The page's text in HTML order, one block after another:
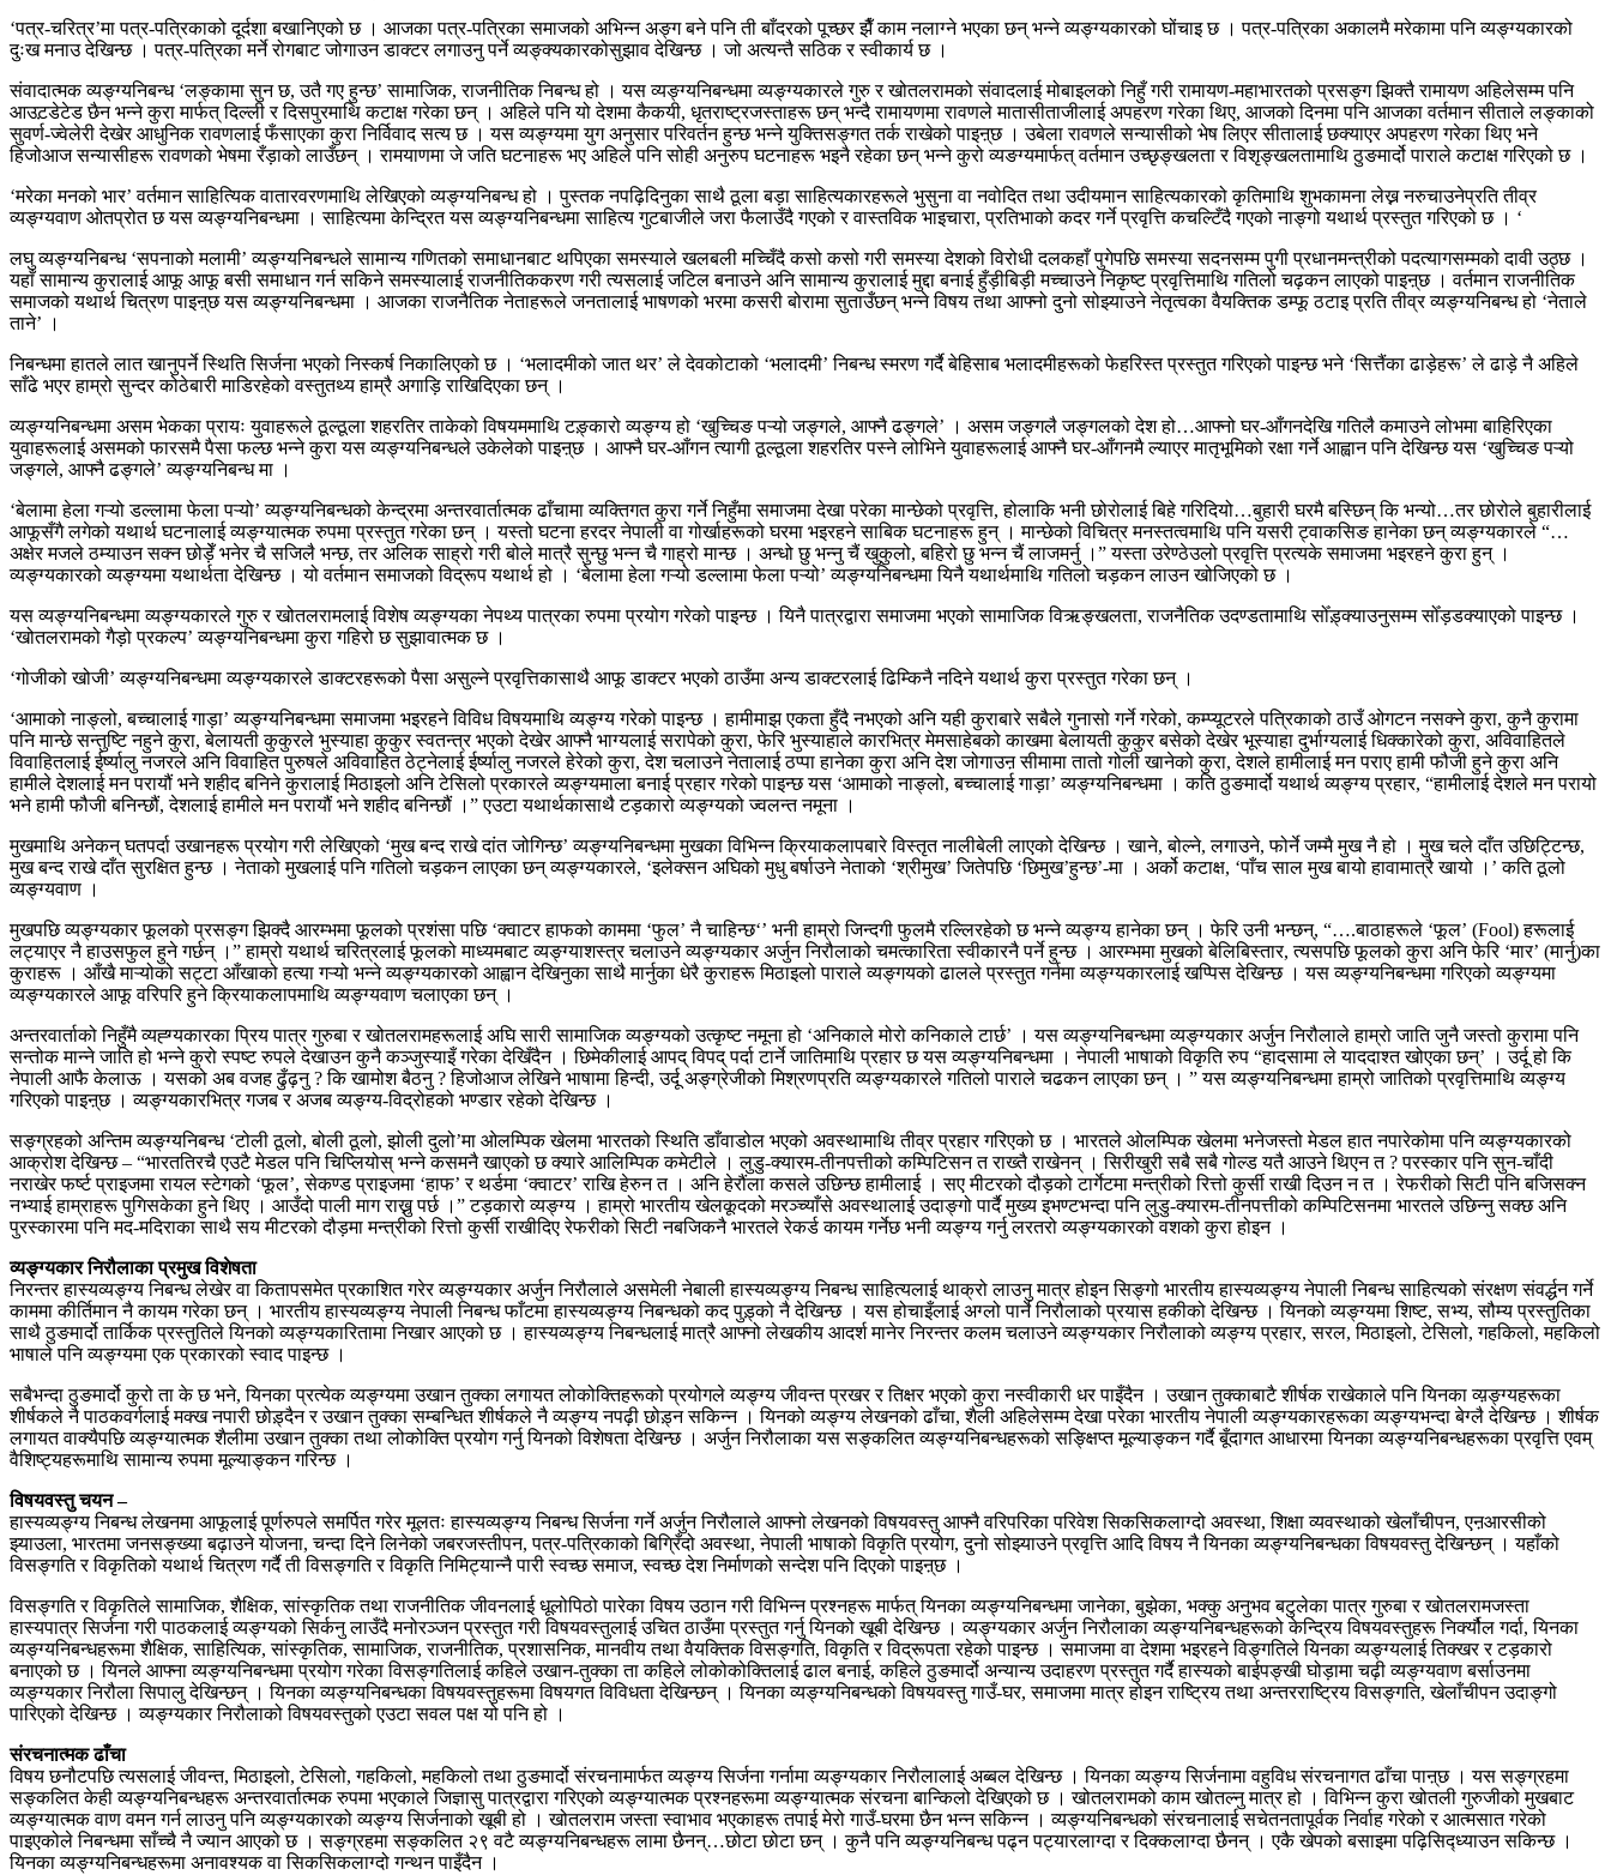
‘पत्र-चरित्र’मा पत्र-पत्रिकाको दूर्दशा बखानिएको छ । आजका पत्र-पत्रिका समाजको अभिन्न अङ्ग बने पनि ती बाँदरको पूच्छर झैँ काम नलाग्ने भएका छन् भन्ने व्यङ्ग्यकारको घोंचाइ छ । पत्र-पत्रिका अकालमै मरेकामा पनि व्यङ्ग्यकारको
दुःख मनाउ देखिन्छ । पत्र-पत्रिका मर्ने रोगबाट जोगाउन डाक्टर लगाउनु पर्ने व्यङ्क्यकारकोसुझाव देखिन्छ । जो अत्यन्तै सठिक र स्वीकार्य छ ।
संवादात्मक व्यङ्ग्यनिबन्ध ‘लङ्कामा सुन छ, उतै गए हुन्छ’ सामाजिक, राजनीतिक निबन्ध हो । यस व्यङ्ग्यनिबन्धमा व्यङ्ग्यकारले गुरु र खोतलरामको संवादलाई मोबाइलको निहुँ गरी रामायण-महाभारतको प्रसङ्ग झिक्तै रामायण अहिलेसम्म पनि
आउट़डेटेड छैन भन्ने कुरा मार्फत् दिल्ली र दिसपुरमाथि कटाक्ष गरेका छन् । अहिले पनि यो देशमा कैकयी, धृतराष्ट्रजस्ताहरू छन् भन्दै रामायणमा रावणले मातासीताजीलाई अपहरण गरेका थिए, आजको दिनमा पनि आजका वर्तमान सीताले लङ्काको
सुवर्ण-ज्वेलेरी देखेर आधुनिक रावणलाई फँसाएका कुरा निर्विवाद सत्य छ । यस व्यङ्ग्यमा युग अनुसार परिवर्तन हुन्छ भन्ने युक्तिसङ्गत तर्क राखेको पाइऩ्छ । उबेला रावणले सन्यासीको भेष लिएर सीतालाई छक्याएर अपहरण गरेका थिए भने
हिजोआज सन्यासीहरू रावणको भेषमा रँड़ाको लाउँछन् । रामयाणमा जे जति घटनाहरू भए अहिले पनि सोही अनुरुप घटनाहरू भइनै रहेका छन् भन्ने कुरो व्यङग्यमार्फत् वर्तमान उच्छृङ्खलता र विशृङ्खलतामाथि ठुङमार्दो पाराले कटाक्ष गरिएको छ ।
‘मरेका मनको भार’ वर्तमान साहित्यिक वातारवरणमाथि लेखिएको व्यङ्ग्यनिबन्ध हो । पुस्तक नपढ़िदिनुका साथै ठूला बड़ा साहित्यकारहरूले भुसुना वा नवोदित तथा उदीयमान साहित्यकारको कृतिमाथि शुभकामना लेख्न नरुचाउनेप्रति तीव्र
व्यङ्ग्यवाण ओतप्रोत छ यस व्यङ्ग्यनिबन्धमा । साहित्यमा केन्द्रित यस व्यङ्ग्यनिबन्धमा साहित्य गुटबाजीले जरा फैलाउँदै गएको र वास्तविक भाइचारा, प्रतिभाको कदर गर्ने प्रवृत्ति कचल्टिँदै गएको नाङ्गो यथार्थ प्रस्तुत गरिएको छ । ‘
लघु व्यङ्ग्यनिबन्ध ‘सपनाको मलामी’ व्यङ्ग्यनिबन्धले सामान्य गणितको समाधानबाट थपिएका समस्याले खलबली मच्चिँदै कसो कसो गरी समस्या देशको विरोधी दलकहाँ पुगेपछि समस्या सदनसम्म पुगी प्रधानमन्त्रीको पदत्यागसम्मको दावी उठ्छ ।
यहाँ सामान्य कुरालाई आफू आफू बसी समाधान गर्न सकिने समस्यालाई राजनीतिककरण गरी त्यसलाई जटिल बनाउने अनि सामान्य कुरालाई मुद्दा बनाई हुँड़ीबिड़ी मच्चाउने निकृष्ट प्रवृत्तिमाथि गतिलो चढ़कन लाएको पाइऩ्छ । वर्तमान राजनीतिक
समाजको यथार्थ चित्रण पाइऩ्छ यस व्यङ्ग्यनिबन्धमा । आजका राजनैतिक नेताहरूले जनतालाई भाषणको भरमा कसरी बोरामा सुताउँछन् भन्ने विषय तथा आफ्नो दुनो सोझ्याउने नेतृत्वका वैयक्तिक डम्फू ठटाइ प्रति तीव्र व्यङ्ग्यनिबन्ध हो ‘नेताले
ताने’ ।
निबन्धमा हातले लात खानुपर्ने स्थिति सिर्जना भएको निस्कर्ष निकालिएको छ । ‘भलादमीको जात थर’ ले देवकोटाको ‘भलादमी’ निबन्ध स्मरण गर्दै बेहिसाब भलादमीहरूको फेहरिस्त प्रस्तुत गरिएको पाइन्छ भने ‘सित्तैंका ढाड़ेहरू’ ले ढाड़े नै अहिले
साँढे भएर हाम्रो सुन्दर कोठेबारी माडिरहेको वस्तुतथ्य हाम्रै अगाड़ि राखिदिएका छन् ।
व्यङ्ग्यनिबन्धमा असम भेकका प्रायः युवाहरूले ठूल्ठूला शहरतिर ताकेको विषयममाथि टङ़्कारो व्यङ्ग्य हो ‘खुच्चिङ पऱ्यो जङ्गले, आफ्नै ढङ्गले’ । असम जङ्गलै जङ्गलको देश हो…आफ्नो घर-आँगनदेखि गतिलै कमाउने लोभमा बाहिरिएका
युवाहरूलाई असमको फारसमै पैसा फल्छ भन्ने कुरा यस व्यङ्ग्यनिबन्धले उकेलेको पाइऩ्छ । आफ्नै घर-आँगन त्यागी ठूल्ठूला शहरतिर पस्ने लोभिने युवाहरूलाई आफ्नै घर-आँगनमै ल्याएर मातृभूमिको रक्षा गर्ने आह्वान पनि देखिन्छ यस ‘खुच्चिङ पऱ्यो
जङ्गले, आफ्नै ढङ्गले’ व्यङ्ग्यनिबन्ध मा ।
‘बेलामा हेला गऱ्यो डल्लामा फेला पऱ्यो’ व्यङ्ग्यनिबन्धको केन्द्रमा अन्तरवार्तात्मक ढाँचामा व्यक्तिगत कुरा गर्ने निहुँमा समाजमा देखा परेका मान्छेको प्रवृत्ति, होलाकि भनी छोरोलाई बिहे गरिदियो…बुहारी घरमै बस्छिन् कि भन्यो…तर छोरोले बुहारीलाई
आफूसँगै लगेको यथार्थ घटनालाई व्यङ्ग्यात्मक रुपमा प्रस्तुत गरेका छन् । यस्तो घटना हरदर नेपाली वा गोर्खाहरूको घरमा भइरहने साबिक घटनाहरू हुन् । मान्छेको विचित्र मनस्तत्वमाथि पनि यसरी ट्वाकसिङ हानेका छन् व्यङ्ग्यकारले “…
अक्षेर मजले ठम्याउन सक्न छोड़ेँ भनेर चै सजिलै भन्छ, तर अलिक साह्रो गरी बोले मात्रै सुन्छु भन्न चै गाह्रो मान्छ । अन्धो छु भन्नु चैं खुकुलो, बहिरो छु भन्न चैं लाजमर्नु ।” यस्ता उरेण्ठेउलो प्रवृत्ति प्रत्यके समाजमा भइरहने कुरा हुन् ।
व्यङ्ग्यकारको व्यङ्ग्यमा यथार्थता देखिन्छ । यो वर्तमान समाजको विद्रूप यथार्थ हो । ‘बेलामा हेला गऱ्यो डल्लामा फेला पऱ्यो’ व्यङ्ग्यनिबन्धमा यिनै यथार्थमाथि गतिलो चड़कन लाउन खोजिएको छ ।
यस व्यङ्ग्यनिबन्धमा व्यङ्ग्यकारले गुरु र खोतलरामलाई विशेष व्यङ्ग्यका नेपथ्य पात्रका रुपमा प्रयोग गरेको पाइन्छ । यिनै पात्रद्वारा समाजमा भएको सामाजिक विऋङ्खलता, राजनैतिक उदण्डतामाथि सोँड़्क्याउनुसम्म सोँड़डक्याएको पाइन्छ ।
‘खोतलरामको गैड़ो प्रकल्प’ व्यङ्ग्यनिबन्धमा कुरा गहिरो छ सुझावात्मक छ ।
‘गोजीको खोजी’ व्यङ्ग्यनिबन्धमा व्यङ्ग्यकारले डाक्टरहरूको पैसा असुल्ने प्रवृत्तिकासाथै आफू डाक्टर भएको ठाउँमा अन्य डाक्टरलाई ढिम्किनै नदिने यथार्थ कुरा प्रस्तुत गरेका छन् ।
‘आमाको नाङ्लो, बच्चालाई गाड़ा’ व्यङ्ग्यनिबन्धमा समाजमा भइरहने विविध विषयमाथि व्यङ्ग्य गरेको पाइन्छ । हामीमाझ एकता हुँदै नभएको अनि यही कुराबारे सबैले गुनासो गर्ने गरेको, कम्प्यूटरले पत्रिकाको ठाउँ ओगटन नसक्ने कुरा, कुनै कुरामा
पनि मान्छे सन्तुष्टि नहुने कुरा, बेलायती कुकुरले भुस्याहा कुकुर स्वतन्त्र भएको देखेर आफ्नै भाग्यलाई सरापेको कुरा, फेरि भुस्याहाले कारभित्र मेमसाहेबको काखमा बेलायती कुकुर बसेको देखेर भूस्याहा दुर्भाग्यलाई धिक्कारेको कुरा, अविवाहितले
विवाहितलाई ईर्ष्यालु नजरले अनि विवाहित पुरुषले अविवाहित ठेट्नेलाई ईर्ष्यालु नजरले हेरेको कुरा, देश चलाउने नेतालाई ठप्पा हानेका कुरा अनि देश जोगाउऩ सीमामा तातो गोली खानेको कुरा, देशले हामीलाई मन पराए हामी फौजी हुने कुरा अनि
हामीले देशलाई मन परायौं भने शहीद बनिने कुरालाई मिठाइलो अनि टेसिलो प्रकारले व्यङ्ग्यमाला बनाई प्रहार गरेको पाइन्छ यस ‘आमाको नाङ्लो, बच्चालाई गाड़ा’ व्यङ्ग्यनिबन्धमा । कति ठुङमार्दो यथार्थ व्यङ्ग्य प्रहार, “हामीलाई देशले मन परायो
भने हामी फौजी बनिन्छौं, देशलाई हामीले मन परायौं भने शहीद बनिन्छौं ।” एउटा यथार्थकासाथै टड़कारो व्यङ्ग्यको ज्वलन्त नमूना ।
मुखमाथि अनेकन् घतपर्दा उखानहरू प्रयोग गरी लेखिएको ‘मुख बन्द राखे दांत जोगिन्छ’ व्यङ्ग्यनिबन्धमा मुखका विभिन्न क्रियाकलापबारे विस्तृत नालीबेली लाएको देखिन्छ । खाने, बोल्ने, लगाउने, फोर्ने जम्मै मुख नै हो । मुख चले दाँत उछिट्टिन्छ,
मुख बन्द राखे दाँत सुरक्षित हुन्छ । नेताको मुखलाई पनि गतिलो चड़कन लाएका छन् व्यङ्ग्यकारले, ‘इलेक्सन अघिको मुधु बर्षाउने नेताको ‘श्रीमुख’ जितेपछि ‘छिमुख’हुन्छ’-मा । अर्को कटाक्ष, ‘पाँच साल मुख बायो हावामात्रै खायो ।’ कति ठूलो
व्यङ्ग्यवाण ।
मुखपछि व्यङ्ग्यकार फूलको प्रसङ्ग झिक्दै आरम्भमा फूलको प्रशंसा पछि ‘क्वाटर हाफको काममा ‘फुल’ नै चाहिन्छ‘’ भनी हाम्रो जिन्दगी फुलमै रल्लिरहेको छ भन्ने व्यङ्ग्य हानेका छन् । फेरि उनी भन्छन्, “….बाठाहरूले ‘फूल’ (Fool) हरूलाई
लट्याएर नै हाउसफुल हुने गर्छन् ।” हाम्रो यथार्थ चरित्रलाई फूलको माध्यमबाट व्यङ्ग्याशस्त्र चलाउने व्यङ्ग्यकार अर्जुन निरौलाको चमत्कारिता स्वीकारनै पर्ने हुन्छ । आरम्भमा मुखको बेलिबिस्तार, त्यसपछि फूलको कुरा अनि फेरि ‘मार’ (मार्नु)का
कुराहरू । आँखै माऱ्योको सट्टा आँखाको हत्या गऱ्यो भन्ने व्यङ्ग्यकारको आह्वान देखिनुका साथै मार्नुका धेरै कुराहरू मिठाइलो पाराले व्यङ्गयको ढालले प्रस्तुत गर्नमा व्यङ्ग्यकारलाई खप्पिस देखिन्छ । यस व्यङ्ग्यनिबन्धमा गरिएको व्यङ्ग्यमा
व्यङ्ग्यकारले आफू वरिपरि हुने क्रियाकलापमाथि व्यङ्ग्यवाण चलाएका छन् ।
अन्तरवार्ताको निहुँमै व्यह्ग्यकारका प्रिय पात्र गुरुबा र खोतलरामहरूलाई अघि सारी सामाजिक व्यङ्ग्यको उत्कृष्ट नमूना हो ‘अनिकाले मोरो कनिकाले टार्छ’ । यस व्यङ्ग्यनिबन्धमा व्यङ्ग्यकार अर्जुन निरौलाले हाम्रो जाति जुनै जस्तो कुरामा पनि
सन्तोक मान्ने जाति हो भन्ने कुरो स्पष्ट रुपले देखाउन कुनै कञ्जुस्याइँ गरेका देखिँदैन । छिमेकीलाई आपद् विपद् पर्दा टार्ने जातिमाथि प्रहार छ यस व्यङ्ग्यनिबन्धमा । नेपाली भाषाको विकृति रुप “हादसामा ले याददाश्त खोएका छन्’ । उर्दू हो कि
नेपाली आफै केलाऊ । यसको अब वजह ढुँढ़नु ? कि खामोश बैठनु ? हिजोआज लेखिने भाषामा हिन्दी, उर्दू अङ्ग्रेजीको मिश्रणप्रति व्यङ्ग्यकारले गतिलो पाराले चढकन लाएका छन् । ” यस व्यङ्ग्यनिबन्धमा हाम्रो जातिको प्रवृत्तिमाथि व्यङ्ग्य
गरिएको पाइऩ्छ । व्यङ्ग्यकारभित्र गजब र अजब व्यङ्ग्य-विद्रोहको भण्डार रहेको देखिन्छ ।
सङ्ग्रहको अन्तिम व्यङ्ग्यनिबन्ध ‘टोली ठूलो, बोली ठूलो, झोली दुलो’मा ओलम्पिक खेलमा भारतको स्थिति डाँवाडोल भएको अवस्थामाथि तीव्र प्रहार गरिएको छ । भारतले ओलम्पिक खेलमा भनेजस्तो मेडल हात नपारेकोमा पनि व्यङ्ग्यकारको
आक्रोश देखिन्छ – “भारततिरचै एउटै मेडल पनि चिप्लियोस् भन्ने कसमनै खाएको छ क्यारे आलिम्पिक कमेटीले । लुडु-क्यारम-तीनपत्तीको कम्पिटिसन त राख्तै राखेनन् । सिरीखुरी सबै सबै गोल्ड यतै आउने थिएन त ? परस्कार पनि सुन-चाँदी
नराखेर फर्ष्ट प्राइजमा रायल स्टेगको ‘फूल’, सेकण्ड प्राइजमा ‘हाफ’ र थर्डमा ‘क्वाटर’ राखि हेरुन त । अनि हेरौंला कसले उछिन्छ हामीलाई । सए मीटरको दौड़को टार्गेटमा मन्त्रीको रित्तो कुर्सी राखी दिउन न त । रेफरीको सिटी पनि बजिसक्न
नभ्याई हाम्राहरू पुगिसकेका हुने थिए । आउँदो पाली माग राख्नु पर्छ ।” टड़कारो व्यङ्ग्य । हाम्रो भारतीय खेलकूदको मरञ्च्याँसे अवस्थालाई उदाङ्गो पार्दै मुख्य इभण्टभन्दा पनि लुडु-क्यारम-तीनपत्तीको कम्पिटिसनमा भारतले उछिन्नु सक्छ अनि
पुरस्कारमा पनि मद-मदिराका साथै सय मीटरको दौड़मा मन्त्रीको रित्तो कुर्सी राखीदिए रेफरीको सिटी नबजिकनै भारतले रेकर्ड कायम गर्नेछ भनी व्यङ्ग्य गर्नु लरतरो व्यङ्ग्यकारको वशको कुरा होइन ।
व्यङ्ग्यकार निरौलाका प्रमुख विशेषता
निरन्तर हास्यव्यङ्ग्य निबन्ध लेखेर वा कितापसमेत प्रकाशित गरेर व्यङ्ग्यकार अर्जुन निरौलाले असमेली नेबाली हास्यव्यङ्ग्य निबन्ध साहित्यलाई थाक्रो लाउनु मात्र होइन सिङ्गो भारतीय हास्यव्यङ्ग्य नेपाली निबन्ध साहित्यको संरक्षण संवर्द्धन गर्ने
काममा कीर्तिमान नै कायम गरेका छन् । भारतीय हास्यव्यङ्ग्य नेपाली निबन्ध फाँटमा हास्यव्यङ्ग्य निबन्धको कद पुड़्को नै देखिन्छ । यस होचाइँलाई अग्लो पार्ने निरौलाको प्रयास हकीको देखिन्छ । यिनको व्यङ्ग्यमा शिष्ट, सभ्य, सौम्य प्रस्तुतिका
साथै ठुङमार्दो तार्किक प्रस्तुतिले यिनको व्यङ्ग्यकारितामा निखार आएको छ । हास्यव्यङ्ग्य निबन्धलाई मात्रै आफ्नो लेखकीय आदर्श मानेर निरन्तर कलम चलाउने व्यङ्ग्यकार निरौलाको व्यङ्ग्य प्रहार, सरल, मिठाइलो, टेसिलो, गहकिलो, महकिलो
भाषाले पनि व्यङ्ग्यमा एक प्रकारको स्वाद पाइन्छ ।
सबैभन्दा ठुङमार्दो कुरो ता के छ भने, यिनका प्रत्येक व्यङ्ग्यमा उखान तुक्का लगायत लोकोक्तिहरूको प्रयोगले व्यङ्ग्य जीवन्त प्रखर र तिक्षर भएको कुरा नस्वीकारी धर पाइँदैन । उखान तुक्काबाटै शीर्षक राखेकाले पनि यिनका व्य़ङ्ग्यहरूका
शीर्षकले नै पाठकवर्गलाई मक्ख नपारी छोड़्दैन र उखान तुक्का सम्बन्धित शीर्षकले नै व्यङ्ग्य नपढ़ी छोड़्न सकिन्न । यिनको व्यङ्ग्य लेखनको ढाँचा, शैली अहिलेसम्म देखा परेका भारतीय नेपाली व्यङ्ग्यकारहरूका व्यङ्ग्यभन्दा बेग्लै देखिन्छ । शीर्षक
लगायत वाक्यैपछि व्यङ्ग्यात्मक शैलीमा उखान तुक्का तथा लोकोक्ति प्रयोग गर्नु यिनको विशेषता देखिन्छ । अर्जुन निरौलाका यस सङ्कलित व्यङ्ग्यनिबन्धहरूको सङ्क्षिप्त मूल्याङ्कन गर्दै बूँदागत आधारमा यिनका व्यङ्ग्यनिबन्धहरूका प्रवृत्ति एवम्
वैशिष्ट्यहरूमाथि सामान्य रुपमा मूल्याङ्कन गरिन्छ ।
विषयवस्तु चयन –
हास्यव्यङ्ग्य निबन्ध लेखनमा आफूलाई पूर्णरुपले समर्पित गरेर मूलतः हास्यव्यङ्ग्य निबन्ध सिर्जना गर्ने अर्जुन निरौलाले आफ्नो लेखनको विषयवस्तु आफ्नै वरिपरिका परिवेश सिकसिकलाग्दो अवस्था, शिक्षा व्यवस्थाको खेलाँचीपन, एऩआरसीको
झ्याउला, भारतमा जनसङ्ख्या बढ़ाउने योजना, चन्दा दिने लिनेको जबरजस्तीपन, पत्र-पत्रिकाको बिग्रिँदो अवस्था, नेपाली भाषाको विकृति प्रयोग, दुनो सोझ्याउने प्रवृत्ति आदि विषय नै यिनका व्यङ्ग्यनिबन्धका विषयवस्तु देखिन्छन् । यहाँको
विसङ्गति र विकृतिको यथार्थ चित्रण गर्दै ती विसङ्गति र विकृति निमिट्यान्नै पारी स्वच्छ समाज, स्वच्छ देश निर्माणको सन्देश पनि दिएको पाइऩ्छ ।
विसङ्गति र विकृतिले सामाजिक, शैक्षिक, सांस्कृतिक तथा राजनीतिक जीवनलाई धूलोपिठो पारेका विषय उठान गरी विभिन्न प्रश्नहरू मार्फत् यिनका व्यङ्ग्यनिबन्धमा जानेका, बुझेका, भक्कु अनुभव बटुलेका पात्र गुरुबा र खोतलरामजस्ता
हास्यपात्र सिर्जना गरी पाठकलाई व्यङ्ग्यको सिर्कनु लाउँदै मनोरञ्जन प्रस्तुत गरी विषयवस्तुलाई उचित ठाउँमा प्रस्तुत गर्नु यिनको खूबी देखिन्छ । व्यङ्ग्यकार अर्जुन निरौलाका व्यङ्ग्यनिबन्धहरूको केन्द्रिय विषयवस्तुहरू निर्क्यौल गर्दा, यिनका
व्यङ्ग्यनिबन्धहरूमा शैक्षिक, साहित्यिक, सांस्कृतिक, सामाजिक, राजनीतिक, प्रशासनिक, मानवीय तथा वैयक्तिक विसङ्गति, विकृति र विद्रूपता रहेको पाइन्छ । समाजमा वा देशमा भइरहने विङ्गतिले यिनका व्यङ्ग्यलाई तिक्खर र टड़कारो
बनाएको छ । यिनले आफ्ना व्यङ्ग्यनिबन्धमा प्रयोग गरेका विसङ्गतिलाई कहिले उखान-तुक्का ता कहिले लोकोकोक्तिलाई ढाल बनाई, कहिले ठुङमार्दो अन्यान्य उदाहरण प्रस्तुत गर्दै हास्यको बाईपङ्खी घोड़ामा चढ़ी व्यङ्ग्यवाण बर्साउनमा
व्यङ्ग्यकार निरौला सिपालु देखिन्छन् । यिनका व्यङ्ग्यनिबन्धका विषयवस्तुहरूमा विषयगत विविधता देखिन्छन् । यिनका व्यङ्ग्यनिबन्धको विषयवस्तु गाउँ-घर, समाजमा मात्र होइन राष्ट्रिय तथा अन्तरराष्ट्रिय विसङ्गति, खेलाँचीपन उदाङ्गो
पारिएको देखिन्छ । व्यङ्ग्यकार निरौलाको विषयवस्तुको एउटा सवल पक्ष यो पनि हो ।
संरचनात्मक ढाँचा
विषय छनौटपछि त्यसलाई जीवन्त, मिठाइलो, टेसिलो, गहकिलो, महकिलो तथा ठुङमार्दो संरचनामार्फत व्यङ्ग्य सिर्जना गर्नामा व्यङ्ग्यकार निरौलालाई अब्बल देखिन्छ । यिनका व्यङ्ग्य सिर्जनामा वहुविध संरचनागत ढाँचा पाऩ्छ । यस सङ्ग्रहमा
सङ्कलित केही व्यङ्ग्यनिबन्धहरू अन्तरवार्तात्मक रुपमा भएकाले जिज्ञासु पात्रद्वारा गरिएको व्यङ्ग्यात्मक प्रश्नहरूमा व्यङ्ग्यात्मक संरचना बान्किलो देखिएको छ । खोतलरामको काम खोतल्नु मात्र हो । विभिन्न कुरा खोतली गुरुजीको मुखबाट
व्यङ्ग्यात्मक वाण वमन गर्न लाउनु पनि व्यङ्ग्यकारको व्यङ्ग्य सिर्जनाको खूबी हो । खोतलराम जस्ता स्वाभाव भएकाहरू तपाई मेरो गाउँ-घरमा छैन भन्न सकिन्न । व्यङ्ग्यनिबन्धको संरचनालाई सचेतनतापूर्वक निर्वाह गरेको र आत्मसात गरेको
पाइएकोले निबन्धमा साँच्चै नै ज्यान आएको छ । सङ्ग्रहमा सङ्कलित २९ वटै व्यङ्ग्यनिबन्धहरू लामा छैनन्…छोटा छोटा छन् । कुनै पनि व्यङ्ग्यनिबन्ध पढ्न पट्यारलाग्दा र दिक्कलाग्दा छैनन् । एकै खेपको बसाइमा पढ़िसिद्ध्याउन सकिन्छ ।
यिनका व्यङ्ग्यनिबन्धहरूमा अनावश्यक वा सिकसिकलाग्दो गन्थन पाइँदैन ।